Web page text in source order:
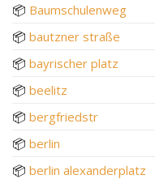
📦 Baumschulenweg
📦 bautzner straße
📦 bayrischer platz
📦 beelitz
📦 bergfriedstr
📦 berlin
📦 berlin alexanderplatz